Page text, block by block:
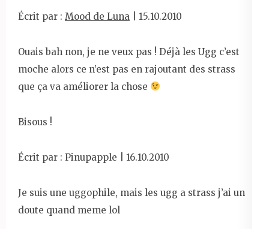
Écrit par : Mood de Luna | 15.10.2010
Ouais bah non, je ne veux pas ! Déjà les Ugg c’est
moche alors ce n’est pas en rajoutant des strass
que ça va améliorer la chose
Bisous !
Écrit par : Pinupapple | 16.10.2010
Je suis une uggophile, mais les ugg a strass j’ai un
doute quand meme lol